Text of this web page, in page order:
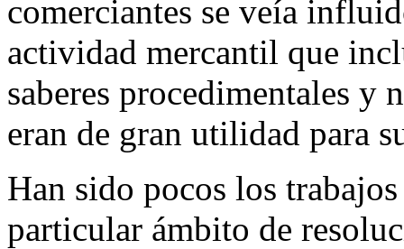
comerciantes se veía
actividad mercantil que
saberes procedimentales y
eran de gran utilidad para
Han sido pocos los
particular ámbito de